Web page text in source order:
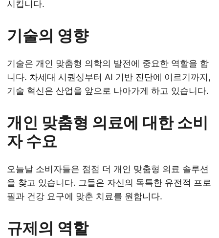
시킵니다.
기술의 영향
기술은 개인 맞춤형 의학의 발전에 중요한 역할을 합
니다. 차세대 시퀀싱부터 AI 기반 진단에 이르기까지,
기술 혁신은 산업을 앞으로 나아가게 하고 있습니다.
개인 맞춤형 의료에 대한 소비
자 수요
오늘날 소비자들은 점점 더 개인 맞춤형 의료 솔루션
을 찾고 있습니다. 그들은 자신의 독특한 유전적 프로
필과 건강 요구에 맞춘 치료를 원합니다.
규제의 역할